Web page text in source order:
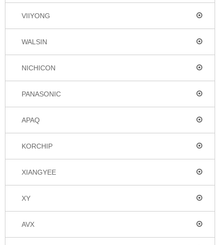
VIIYONG
WALSIN
NICHICON
PANASONIC
APAQ
KORCHIP
XIANGYEE
XY
AVX